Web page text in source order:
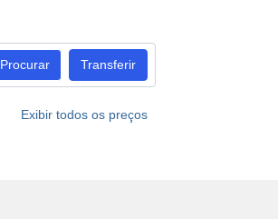
Procurar Transferir
Exibir todos os preços